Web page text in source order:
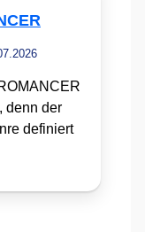
denn der
definiert